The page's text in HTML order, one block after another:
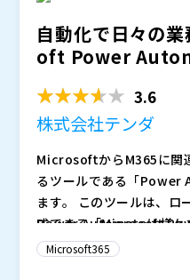
自動化で日々の
oft Power
3.6
株式会社テンダ
MicrosoftからM365に関
るツールである「Power
ます。 このツールは、ロ
成できる「Microsoft
種ローコードやRPAの中
Power Automateは様々
が、一定の前提知識が必
Microsoft365